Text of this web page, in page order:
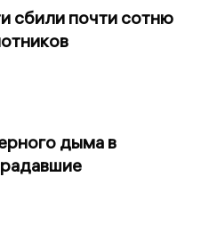
сбили почти сотню
дыма в